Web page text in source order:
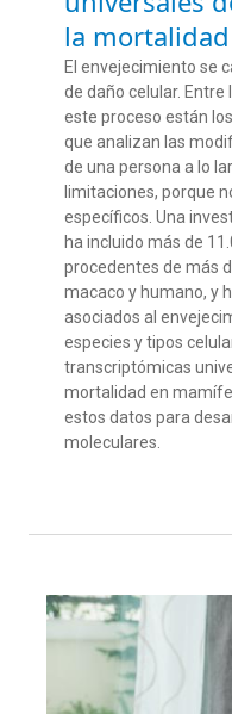
la
El envejecimiento se
de daño celular. Entre
este proceso están los
que analizan las
de una persona a lo
limitaciones, porque
específicos. Una
ha incluido más de
procedentes de más
macaco y humano, y
asociados al
especies y tipos
transcriptómicas
mortalidad en
estos datos para
moleculares.